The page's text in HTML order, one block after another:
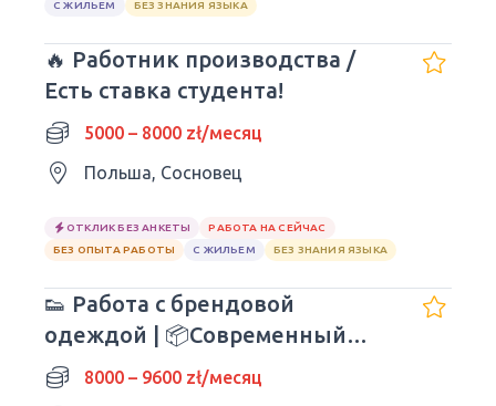
С ЖИЛЬЕМ БЕЗ ЗНАНИЯ ЯЗЫКА
🔥 Работник производства /
Есть ставка студента!
5000 – 8000 zł/месяц
Польша, Сосновец
ОТКЛИК БЕЗ АНКЕТЫ
РАБОТА НА СЕЙЧАС
БЕЗ ОПЫТА РАБОТЫ
С ЖИЛЬЕМ БЕЗ ЗНАНИЯ ЯЗЫКА
👟 Работа с брендовой
одеждой | 📦Современный
состав SHEIN
8000 – 9600 zł/месяц